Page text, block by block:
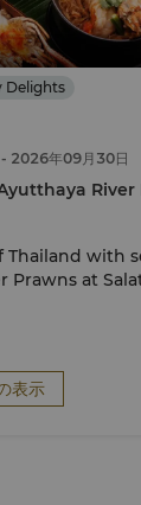
Delights
- 2026年09月30日
River
with
Prawns at
表示